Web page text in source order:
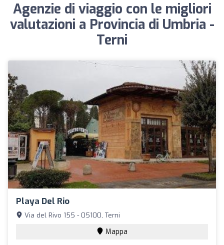
Agenzie di viaggio con le migliori
valutazioni a Provincia di Umbria -
Terni
Playa Del Rio
Via del Rivo 155 - 05100, Terni
Mappa